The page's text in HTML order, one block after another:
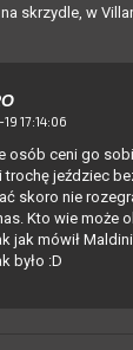
skrzydle, w
17:14:06
osób ceni go
trochę jeździec
skoro nie
Kto wie może
jak mówił
było :D